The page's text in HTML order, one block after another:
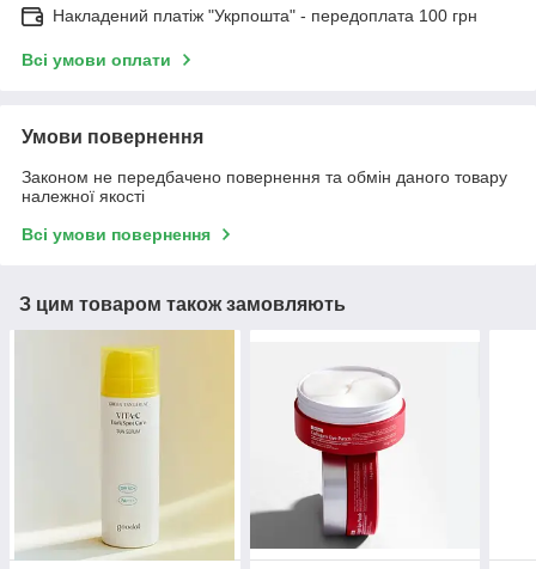
Накладений платіж "Укрпошта" - передоплата 100 грн
Всі умови оплати
Умови повернення
Законом не передбачено повернення та обмін даного товару
належної якості
Всі умови повернення
З цим товаром також замовляють